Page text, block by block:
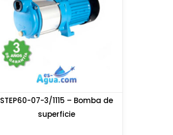
STEP60-07-3/1115 – Bomba de
superficie